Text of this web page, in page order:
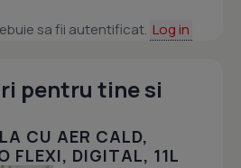
sa fii autentificat. Log in
pentru tine si
CU AER CALD,
FLEXI, DIGITAL, 11L